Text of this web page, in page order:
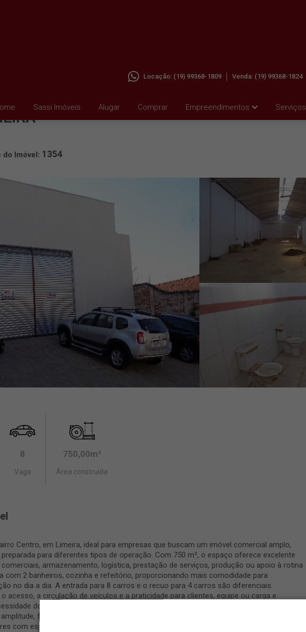
Sassi Imóveis Alugar Comprar Empreendimentos Serviços
Locação: (19) 99368-1809 Venda: (19) 99368-1824
do Imóvel: 1354
8
Vaga
750,00m²
Área construída
Centro, em Limeira, ideal para empresas que buscam um imóvel comercial amplo,
para diferentes tipos de operação. Com 750 m², o espaço oferece excelente
armazenamento, logística, prestação de serviços, produção ou apoio à rotina
com 2 banheiros, cozinha e refeitório, proporcionando mais comodidade para
no dia a dia. A entrada para 8 carros e o recuo para 4 carros são diferenciais
acesso, a circulação de veículos e a praticidade para clientes, equipe ou carga e
do negócio.Com piso em contrapiso e cobertura de telha galvanizada, este
funcionalidade e boa estrutura para quem procura um imóvel comercial para
com espaços: 895